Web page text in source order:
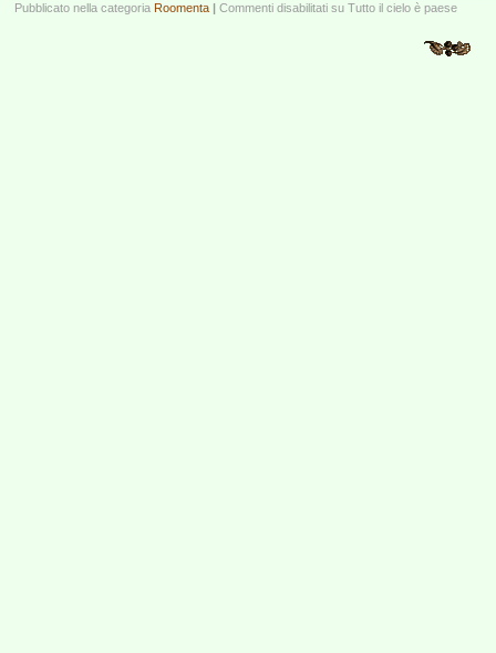
Pubblicato nella categoria Roomenta | Commenti disabilitati su Tutto il cielo è paese